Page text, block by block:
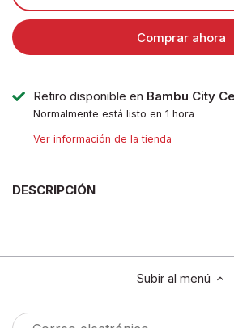
Comprar ahora
Retiro disponible en Bambu City
Normalmente está listo en 1 hora
Ver información de la tienda
DESCRIPCIÓN
Subir al menú